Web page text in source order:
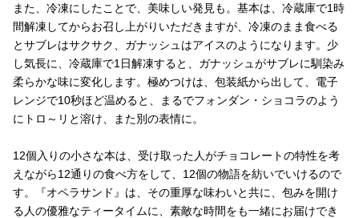
また、冷凍にしたことで、美味しい発見も。基本は、冷蔵庫で1時
間解凍してからお召し上がりいただきますが、冷凍のまま食べる
とサブレはサクサク、ガナッシュはアイスのようになります。少
し気長に、冷蔵庫で1日解凍すると、ガナッシュがサブレに馴染み
柔らかな味に変化します。極めつけは、包装紙から出して、電子
レンジで10秒ほど温めると、まるでフォンダン・ショコラのよう
にトロ～リと溶け、また別の表情に。
12個入りの小さな本は、受け取った人がチョコレートの特性を考
えながら12通りの食べ方をして、12個の物語を紡いでいけるので
す。『オペラサンド』は、その重厚な味わいと共に、包みを開け
る人の優雅なティータイムに、素敵な時間をも一緒にお届けでき